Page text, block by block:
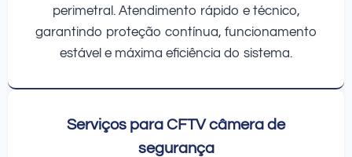
perimetral. Atendimento rápido e técnico,
garantindo proteção contínua, funcionamento
estável e máxima eficiência do sistema.
Serviços para CFTV câmera de
segurança